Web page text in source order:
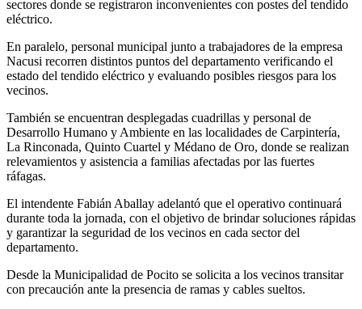
sectores donde se registraron inconvenientes con postes del tendido
eléctrico.
En paralelo, personal municipal junto a trabajadores de la empresa
Nacusi recorren distintos puntos del departamento verificando el
estado del tendido eléctrico y evaluando posibles riesgos para los
vecinos.
También se encuentran desplegadas cuadrillas y personal de
Desarrollo Humano y Ambiente en las localidades de Carpintería,
La Rinconada, Quinto Cuartel y Médano de Oro, donde se realizan
relevamientos y asistencia a familias afectadas por las fuertes
ráfagas.
El intendente Fabián Aballay adelantó que el operativo continuará
durante toda la jornada, con el objetivo de brindar soluciones rápidas
y garantizar la seguridad de los vecinos en cada sector del
departamento.
Desde la Municipalidad de Pocito se solicita a los vecinos transitar
con precaución ante la presencia de ramas y cables sueltos.